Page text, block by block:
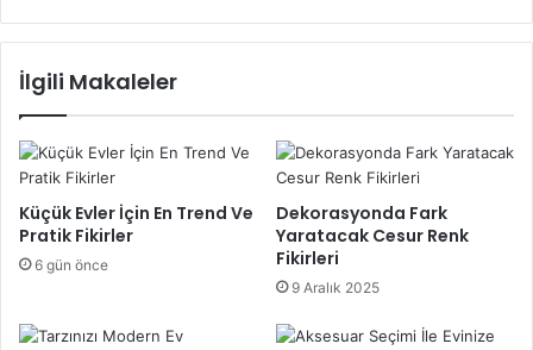
dokular, mutfağa hem sıcaklık katar hem de modern bir
kullanılması, estetik açıdan zarif bir görünüm elde
edilmesini sağlar. Mermer tezgahlar, mutfaklarda sıklıkla
tercih edilen malzemelerdendir çünkü dayanıklı, şık ve
kolay temizlenebilir olmalarıyla pratik bir seçimdir.
Minimalist tasarımlar, karmaşadan uzak, sade ve şık
mutfaklar yaratmaya olanak tanır. Fazla eşya ve
mutfak dolapları ve modern cihazlar kullanılır. Böylece,
İlgili Makaleler
Küçük Evler İçin En Trend Ve
Pratik Fikirler
6 gün önce
Dekorasyonda Fark
Yaratacak Cesur Renk
Fikirleri
9 Aralık 2025